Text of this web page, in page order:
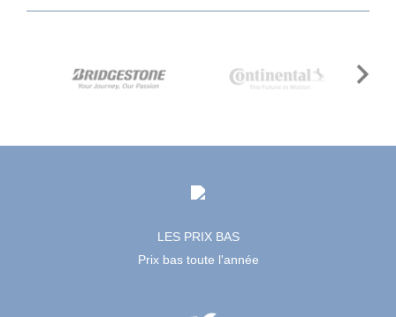
LES PRIX BAS
Prix bas toute l'année